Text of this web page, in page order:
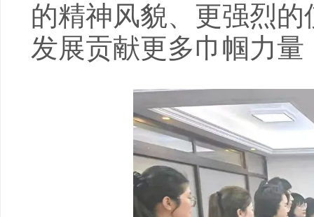
的精神风貌、更强烈
发展贡献更多巾帼力量